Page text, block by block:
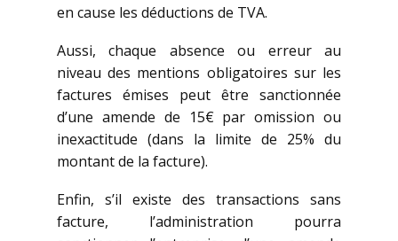
en cause les déductions de TVA.
Aussi, chaque absence ou erreur au
niveau des mentions obligatoires sur les
factures émises peut être sanctionnée
d’une amende de 15€ par omission ou
inexactitude (dans la limite de 25% du
montant de la facture).
Enfin, s’il existe des transactions sans
facture, l’administration pourra